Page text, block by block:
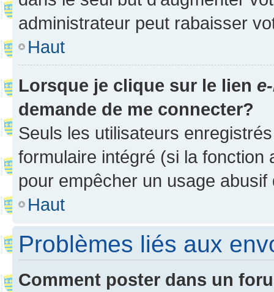
administrateur peut rabaisser
Haut
Lorsque je clique sur le lien
demande de me connecter?
Seuls les utilisateurs
formulaire intégré (si la fonction
pour empêcher un usage
Haut
Problèmes liés aux
Comment poster dans un